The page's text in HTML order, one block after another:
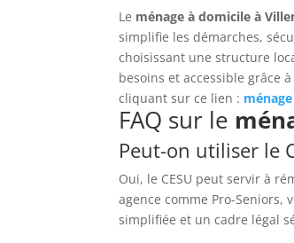
Le ménage à domicile à
simplifie les démarches,
choisissant une structure
besoins et accessible grâce
cliquant sur ce lien :
FAQ sur le
Peut-on utiliser le
Oui, le CESU peut servir à
agence comme Pro-Seniors,
simplifiée et un cadre légal